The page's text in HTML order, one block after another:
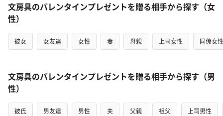
文房具のバレンタインプレゼントを贈る相手から探す（女
性）
彼女 女友達 女性 妻 母親 上司女性 同僚女性
文房具のバレンタインプレゼントを贈る相手から探す（男
性）
彼氏 男友達 男性 夫 父親 祖父 上司男性